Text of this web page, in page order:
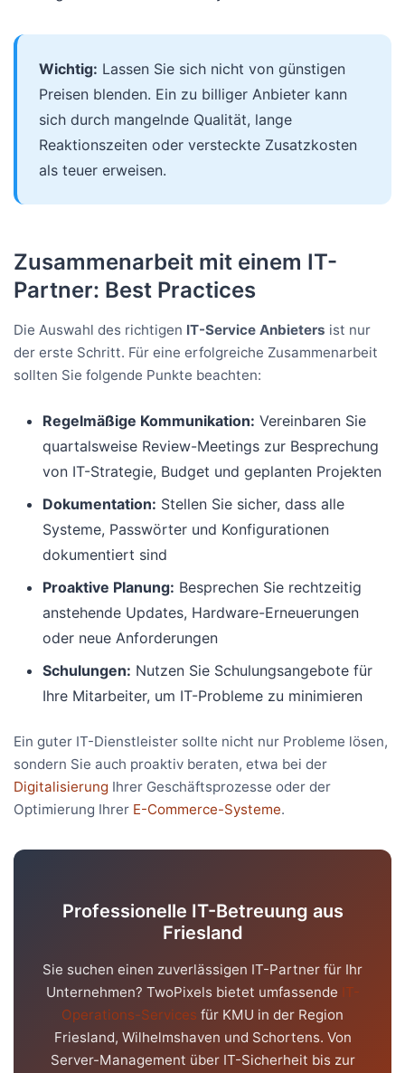
Wichtig: Lassen Sie sich nicht von günstigen
Preisen blenden. Ein zu billiger Anbieter kann
sich durch mangelnde Qualität, lange
Reaktionszeiten oder versteckte Zusatzkosten
als teuer erweisen.
Zusammenarbeit mit einem IT-
Partner: Best Practices
Die Auswahl des richtigen IT-Service Anbieters ist nur
der erste Schritt. Für eine erfolgreiche Zusammenarbeit
sollten Sie folgende Punkte beachten:
Regelmäßige Kommunikation: Vereinbaren Sie
quartalsweise Review-Meetings zur Besprechung
von IT-Strategie, Budget und geplanten Projekten
Dokumentation: Stellen Sie sicher, dass alle
Systeme, Passwörter und Konfigurationen
dokumentiert sind
Proaktive Planung: Besprechen Sie rechtzeitig
anstehende Updates, Hardware-Erneuerungen
oder neue Anforderungen
Schulungen: Nutzen Sie Schulungsangebote für
Ihre Mitarbeiter, um IT-Probleme zu minimieren
Ein guter IT-Dienstleister sollte nicht nur Probleme lösen,
sondern Sie auch proaktiv beraten, etwa bei der
Digitalisierung Ihrer Geschäftsprozesse oder der
Optimierung Ihrer E-Commerce-Systeme.
Professionelle IT-Betreuung aus
Friesland
Sie suchen einen zuverlässigen IT-Partner für Ihr
Unternehmen? TwoPixels bietet umfassende IT-
Operations-Services für KMU in der Region
Friesland, Wilhelmshaven und Schortens. Von
Server-Management über IT-Sicherheit bis zur